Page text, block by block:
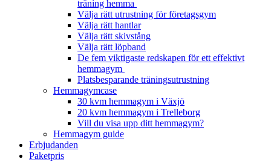
träning hemma
Välja rätt utrustning för företagsgym
Välja rätt hantlar
Välja rätt skivstång
Välja rätt löpband
De fem viktigaste redskapen för ett effektivt
hemmagym
Platsbesparande träningsutrustning
Hemmagymcase
30 kvm hemmagym i Växjö
20 kvm hemmagym i Trelleborg
Vill du visa upp ditt hemmagym?
Hemmagym guide
Erbjudanden
Paketpris